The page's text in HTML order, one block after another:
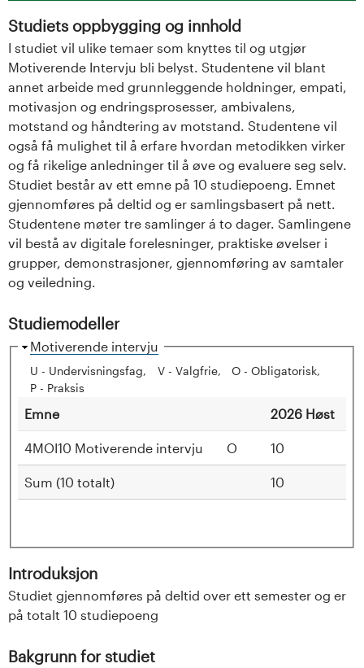
o
g
U
n
v
e
s
t
n
Studiets oppbygging og innhold
I studiet vil ulike temaer som knyttes til og utgjør
Motiverende Intervju bli belyst. Studentene vil blant
annet arbeide med grunnleggende holdninger, empati,
motivasjon og endringsprosesser, ambivalens,
motstand og håndtering av motstand. Studentene vil
også få mulighet til å erfare hvordan metodikken virker
og få rikelige anledninger til å øve og evaluere seg selv.
Studiet består av ett emne på 10 studiepoeng. Emnet
gjennomføres på deltid og er samlingsbasert på nett.
Studentene møter tre samlinger á to dager. Samlingene
vil bestå av digitale forelesninger, praktiske øvelser i
grupper, demonstrasjoner, gjennomføring av samtaler
og veiledning.
Studiemodeller
S
k
j
u
l
Motiverende intervju
U - Undervisningsfag V - Valgfrie
O - Obligatorisk
P - Praksis
Emne 2026 Høst
4MOI10 Motiverende intervju O 10
Sum (10 totalt) 10
Introduksjon
Studiet gjennomføres på deltid over ett semester og er
på totalt 10 studiepoeng
Bakgrunn for studiet